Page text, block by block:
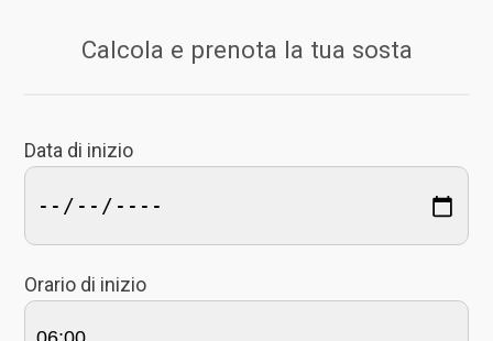
Calcola e prenota la tua sosta
Data di inizio
Orario di inizio